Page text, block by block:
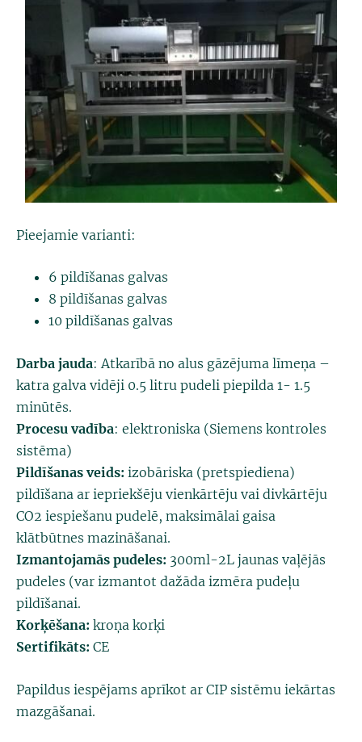
Pieejamie varianti:
6 pildīšanas galvas
8 pildīšanas galvas
10 pildīšanas galvas
Darba jauda: Atkarībā no alus gāzējuma līmeņa –
katra galva vidēji 0.5 litru pudeli piepilda 1- 1.5
minūtēs.
Procesu vadība: elektroniska (Siemens kontroles
sistēma)
Pildīšanas veids: izobāriska (pretspiediena)
pildīšana ar iepriekšēju vienkārtēju vai divkārtēju
CO2 iespiešanu pudelē, maksimālai gaisa
klātbūtnes mazināšanai.
Izmantojamās pudeles: 300ml-2L jaunas vaļējās
pudeles (var izmantot dažāda izmēra pudeļu
pildīšanai.
Korķēšana: kroņa korķi
Sertifikāts: CE
Papildus iespējams aprīkot ar CIP sistēmu iekārtas
mazgāšanai.